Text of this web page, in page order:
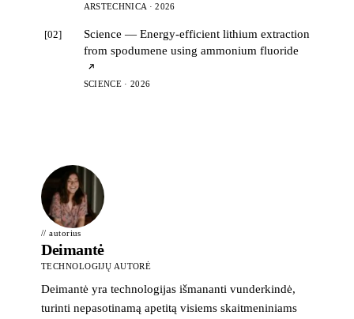
ARSTECHNICA · 2026
[02]
Science — Energy-efficient lithium extraction
from spodumene using ammonium fluoride
SCIENCE · 2026
// autorius
Deimantė
TECHNOLOGIJŲ AUTORĖ
Deimantė yra technologijas išmananti vunderkindė,
turinti nepasotinamą apetitą visiems skaitmeniniams